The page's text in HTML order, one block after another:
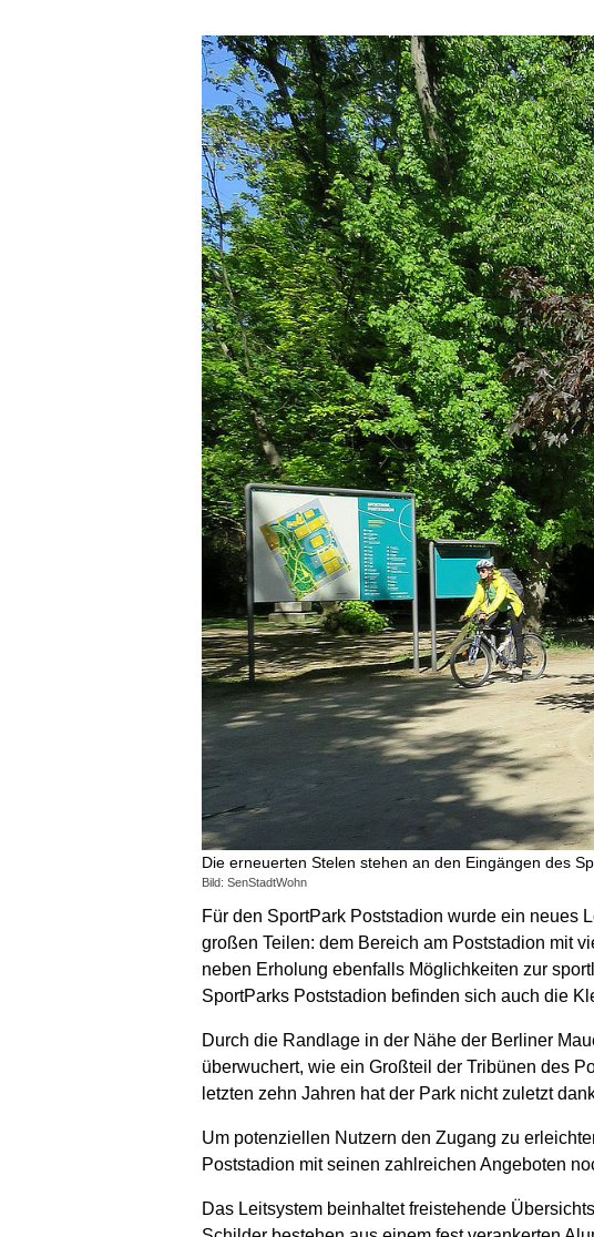
Die erneuerten Stelen stehen an den Eingängen des
Bild: SenStadtWohn
Für den SportPark Poststadion wurde ein neues
großen Teilen: dem Bereich am Poststadion mit
neben Erholung ebenfalls Möglichkeiten zur
SportParks Poststadion befinden sich auch die
Durch die Randlage in der Nähe der Berliner
überwuchert, wie ein Großteil der Tribünen des
letzten zehn Jahren hat der Park nicht zuletzt
Um potenziellen Nutzern den Zugang zu
Poststadion mit seinen zahlreichen Angeboten
Das Leitsystem beinhaltet frei­stehende